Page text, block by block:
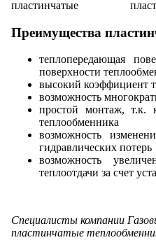
Преимущества
теплопередающая
поверхности
высокий коэффициент
возможность
простой монтаж, т.к.
теплообменника
возможность
гидравлических потерь
возможность
теплоотдачи за счет
Специалисты компании
пластинчатые